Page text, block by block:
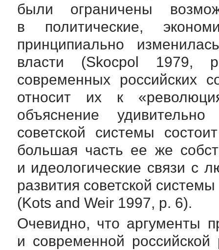
были ограничены
в политические,
принципиально
власти (Skocpol 1979,
современных российских
относит их к
объяснение
советской системы
большая часть ее же
и идеологические связи с
развития советской
(Kots and Weir 1997, p. 6).
Очевидно, что аргументы
и современной